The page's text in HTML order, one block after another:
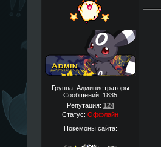
Группа: Администраторы
Сообщений: 1835
Репутация: 124
Статус: Оффлайн
Покемоны сайта: